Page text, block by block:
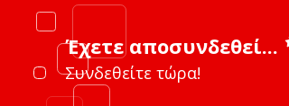
Έχετε αποσυνδεθεί...
Συνδεθείτε τώρα!